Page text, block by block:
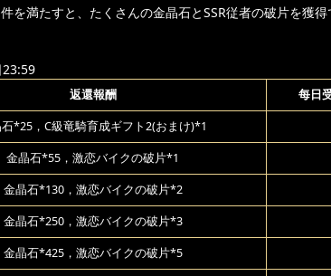
を満たすと、たくさんの金晶石とSSR従者の破片を獲得
返還報酬 每日
*25，C級竜騎育成ギフト2(おまけ)*1
金晶石*55，激恋バイクの破片*1
金晶石*130，激恋バイクの破片*2
金晶石*250，激恋バイクの破片*3
金晶石*425，激恋バイクの破片*5